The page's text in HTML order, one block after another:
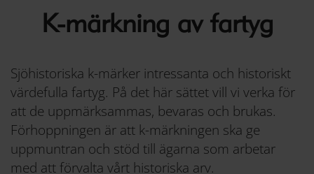
K-märkning av fartyg
Sjöhistoriska k-märker intressanta och historiskt
värdefulla fartyg. På det här sättet vill vi verka för
att de uppmärksammas, bevaras och brukas.
Förhoppningen är att k-märkningen ska ge
uppmuntran och stöd till ägarna som arbetar
med att förvalta vårt historiska arv.